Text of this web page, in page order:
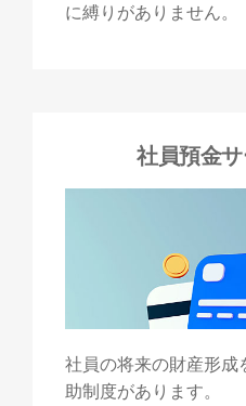
に縛りがありません。
社員預金
社員の将来の財産形成
助制度があります。